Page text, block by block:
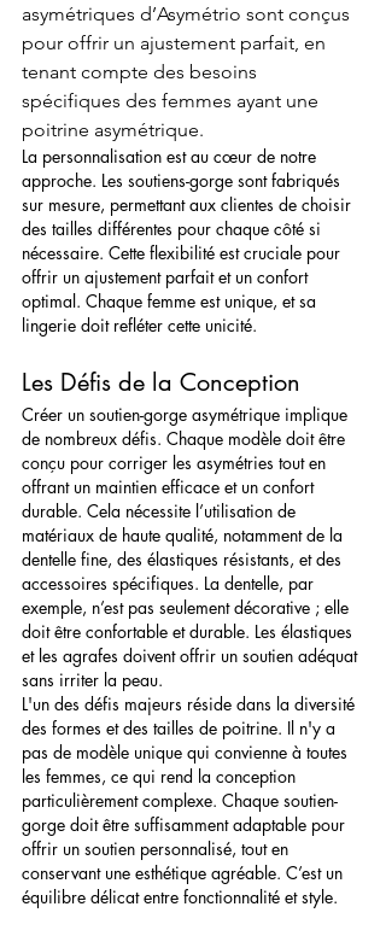
asymétriques d’Asymétrio sont conçus
pour offrir un ajustement parfait, en
tenant compte des besoins
spécifiques des femmes ayant une
poitrine asymétrique.
La personnalisation est au cœur de notre
approche. Les soutiens-gorge sont fabriqués
sur mesure, permettant aux clientes de choisir
des tailles différentes pour chaque côté si
nécessaire. Cette flexibilité est cruciale pour
offrir un ajustement parfait et un confort
optimal. Chaque femme est unique, et sa
lingerie doit refléter cette unicité.
Les Défis de la Conception
Créer un soutien-gorge asymétrique implique
de nombreux défis. Chaque modèle doit être
conçu pour corriger les asymétries tout en
offrant un maintien efficace et un confort
durable. Cela nécessite l’utilisation de
matériaux de haute qualité, notamment de la
dentelle fine, des élastiques résistants, et des
accessoires spécifiques. La dentelle, par
exemple, n’est pas seulement décorative ; elle
doit être confortable et durable. Les élastiques
et les agrafes doivent offrir un soutien adéquat
sans irriter la peau.
L'un des défis majeurs réside dans la diversité
des formes et des tailles de poitrine. Il n'y a
pas de modèle unique qui convienne à toutes
les femmes, ce qui rend la conception
particulièrement complexe. Chaque soutien-
gorge doit être suffisamment adaptable pour
offrir un soutien personnalisé, tout en
conservant une esthétique agréable. C’est un
équilibre délicat entre fonctionnalité et style.